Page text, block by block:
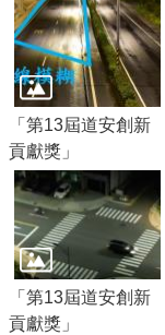
「第13屆道安創新
貢獻獎」
「第13屆道安創新
貢獻獎」